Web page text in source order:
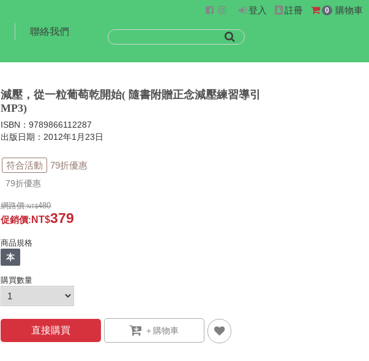
聯絡我們
登入 註冊 0 購物車
減壓，從一粒葡萄乾開始( 隨書附贈正念減壓練習導引
MP3)
ISBN：9789866112287
出版日期：2012年1月23日
符合活動 79折優惠
79折優惠
網路價: 480
促銷價: 379
商品規格
本
購買數量
直接購買